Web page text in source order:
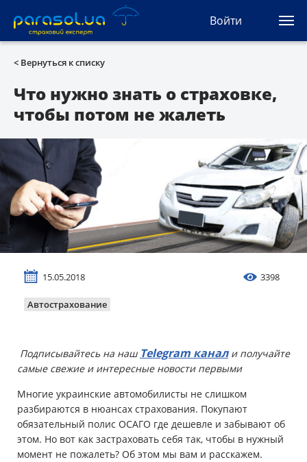
Войти
(093) 170-33-90
Ua En
Все сервисы
Автогражданка
Зеленая карта
Туристическая
Автозащита
Автоюрист
Справочник компаний
Новости
Партнерская программа
Реферальная программа
< Вернуться к списку
Что нужно знать о страховке,
чтобы потом не жалеть
15.05.2018 3398
Автострахование
Подписывайтесь на наш Telegram канали получайте
самые свежие и интересные новости первыми
Многие украинские автомобилисты не слишком
разбираются в нюансах страхования. Покупают
обязательный полис ОСАГО где дешевле и забывают об
этом. Но вот как застраховать себя так, чтобы в нужный
момент не пожалеть? Об этом мы вам и расскажем.